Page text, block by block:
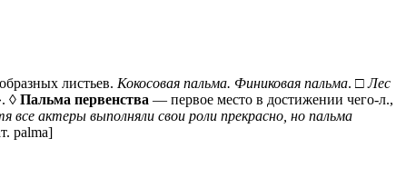
листьев. Кокосовая пальма. Финиковая пальма. □Лес
◊ Пальма первенства — первое место в достижении чего-л.,
все актеры выполняли свои роли прекрасно, но пальма
palma]